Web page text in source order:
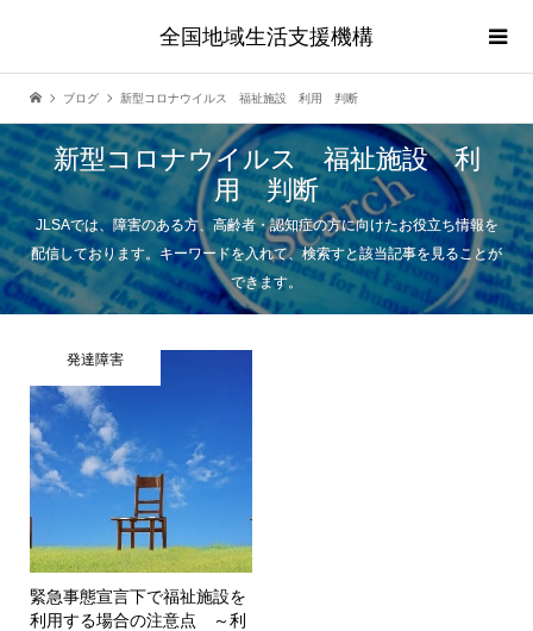
全国地域生活支援機構
ブログ 新型コロナウイルス 福祉施設 利用 判断
新型コロナウイルス 福祉施設 利
用 判断
JLSAでは、障害のある方、高齢者・認知症の方に向けたお役立ち情報を
配信しております。キーワードを入れて、検索すと該当記事を見ることが
できます。
発達障害
緊急事態宣言下で福祉施設を
利用する場合の注意点 ～利